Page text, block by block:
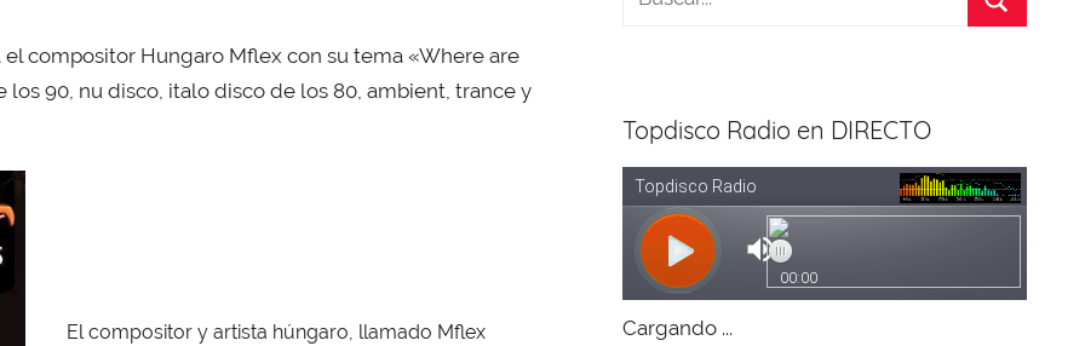
el compositor Hungaro Mflex con su tema «Where are
90, nu disco, italo disco de los 80, ambient, trance y
El compositor y artista húngaro, llamado Mflex
Topdisco Radio en DIRECTO
Cargando ...